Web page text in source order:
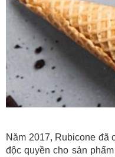
Năm 2017, Rubicone đã
độc quyền cho sản